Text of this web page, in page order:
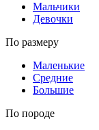
Мальчики
Девочки
По размеру
Маленькие
Средние
Большие
По породе